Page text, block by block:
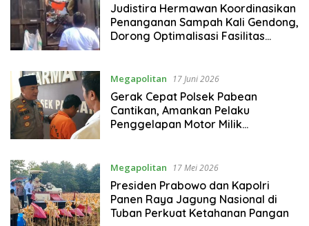
Judistira Hermawan Koordinasikan
Penanganan Sampah Kali Gendong,
Dorong Optimalisasi Fasilitas
Megapolitan 17 Juni 2026
Gerak Cepat Polsek Pabean
Cantikan, Amankan Pelaku
Penggelapan Motor Milik
Megapolitan 17 Mei 2026
Presiden Prabowo dan Kapolri
Panen Raya Jagung Nasional di
Tuban Perkuat Ketahanan Pangan